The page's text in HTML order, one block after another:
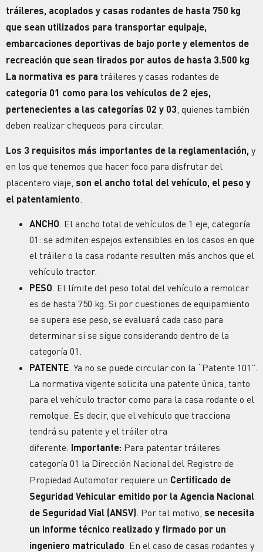
tráileres, acoplados y casas rodantes de hasta 750 kg
que sean utilizados para transportar equipaje,
embarcaciones deportivas de bajo porte y elementos de
recreación que sean tirados por autos de hasta 3.500 kg.
La normativa es para tráileres y casas rodantes de
categoría 01 como para los vehículos de 2 ejes,
pertenecientes a las categorías 02 y 03, quienes también
deben realizar chequeos para circular.
Los 3 requisitos más importantes de la reglamentación, y
en los que tenemos que hacer foco para disfrutar del
placentero viaje, son el ancho total del vehículo, el peso y
el patentamiento
ANCHO . El ancho total de vehículos de 1 eje, categoría
01: se admiten espejos extensibles en los casos en que
el tráiler o la casa rodante resulten más anchos que el
vehículo tractor.
PESO . El límite del peso total del vehículo a remolcar
es de hasta 750 kg. Si por cuestiones de equipamiento
se supera ese peso, se evaluará cada caso para
determinar si se sigue considerando dentro de la
categoría 01.
PATENTE . Ya no se puede circular con la “Patente 101”.
La normativa vigente solicita una patente única, tanto
para el vehículo tractor como para la casa rodante o el
remolque. Es decir, que el vehículo que tracciona
tendrá su patente y el tráiler otra
diferente. Importante: Para patentar tráileres
categoría 01 la Dirección Nacional del Registro de
Propiedad Automotor requiere un Certificado de
Seguridad Vehicular emitido por la Agencia Nacional
de Seguridad Vial (ANSV) . Por tal motivo, se necesita
un informe técnico realizado y firmado por un
ingeniero matriculado . En el caso de casas rodantes y